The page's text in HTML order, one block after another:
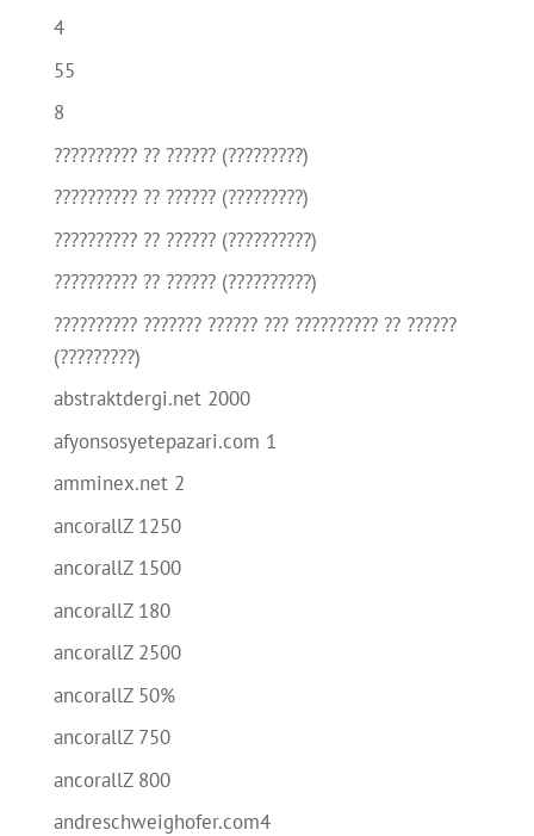
4
55
8
?????????? ?? ?????? (?????????)
?????????? ?? ?????? (?????????)
?????????? ?? ?????? (??????????)
?????????? ?? ?????? (??????????)
?????????? ??????? ?????? ??? ?????????? ?? ??????
(?????????)
abstraktdergi.net 2000
afyonsosyetepazari.com 1
amminex.net 2
ancorallZ 1250
ancorallZ 1500
ancorallZ 180
ancorallZ 2500
ancorallZ 50%
ancorallZ 750
ancorallZ 800
andreschweighofer.com4